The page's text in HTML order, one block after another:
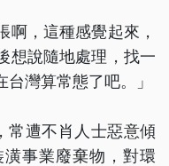
啊，這種感覺起來，
想說隨地處理，找一
灣算常態了吧。」
常遭不肖人士惡意傾
事業廢棄物，對環